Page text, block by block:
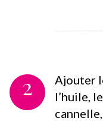
2
Ajouter
l’huile,